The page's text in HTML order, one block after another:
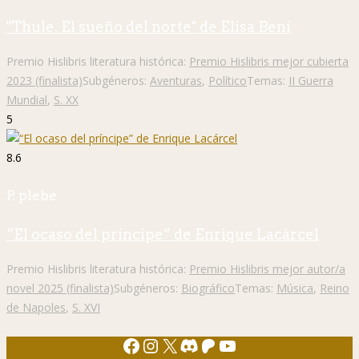
"Thule. El sueño del norte" de Elisa Beni
Premio Hislibris literatura histórica: Premio Hislibris mejor cubierta
2023 (finalista)Subgéneros: Aventuras, PolíticoTemas: II Guerra
Mundial, S. XX
5
8.6
P. plebe
“El ocaso del príncipe” de Enrique Lacárcel
Premio Hislibris literatura histórica: Premio Hislibris mejor autor/a
novel 2025 (finalista)Subgéneros: BiográficoTemas: Música, Reino
de Napoles, S. XVI
Facebook
Instagram
X Discord
Patreon
YouTube